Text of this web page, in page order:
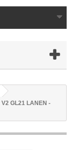
GL21 LANEN -